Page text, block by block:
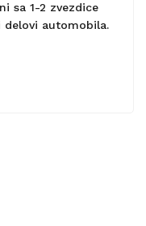
sa 1-2 zvezdice
automobila.